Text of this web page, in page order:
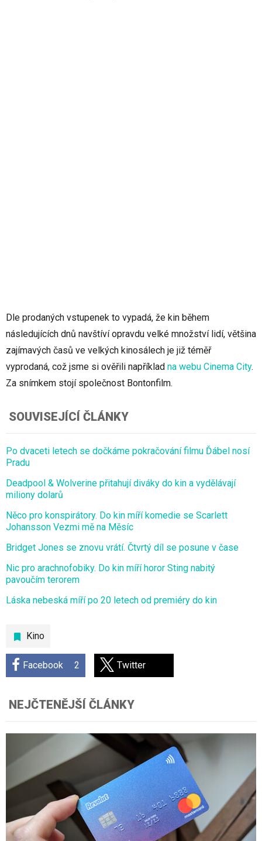
Dle prodaných vstupenek to vypadá, že kin během
následujících dnů navštíví opravdu velké množství lidí, většina
zajímavých časů ve velkých kinosálech je již téměř
vyprodaná, což jsme si ověřili například na webu Cinema City.
Za snímkem stojí společnost Bontonfilm.
Kino
Facebook 2 Twitter
SOUVISEJÍCÍ ČLÁNKY
Po dvaceti letech se dočkáme pokračování filmu Ďábel nosí
Pradu
Deadpool & Wolverine přitahují diváky do kin a vydělávají
miliony dolarů
Něco pro konspirátory. Do kin míří komedie se Scarlett
Johansson Vezmi mě na Měsíc
Bridget Jones se znovu vrátí. Čtvrtý díl se posune v čase
Nic pro arachnofobiky. Do kin míří horor Sting nabitý
pavoučím terorem
Láska nebeská míří po 20 letech od premiéry do kin
NEJČTENĚJŠÍ ČLÁNKY